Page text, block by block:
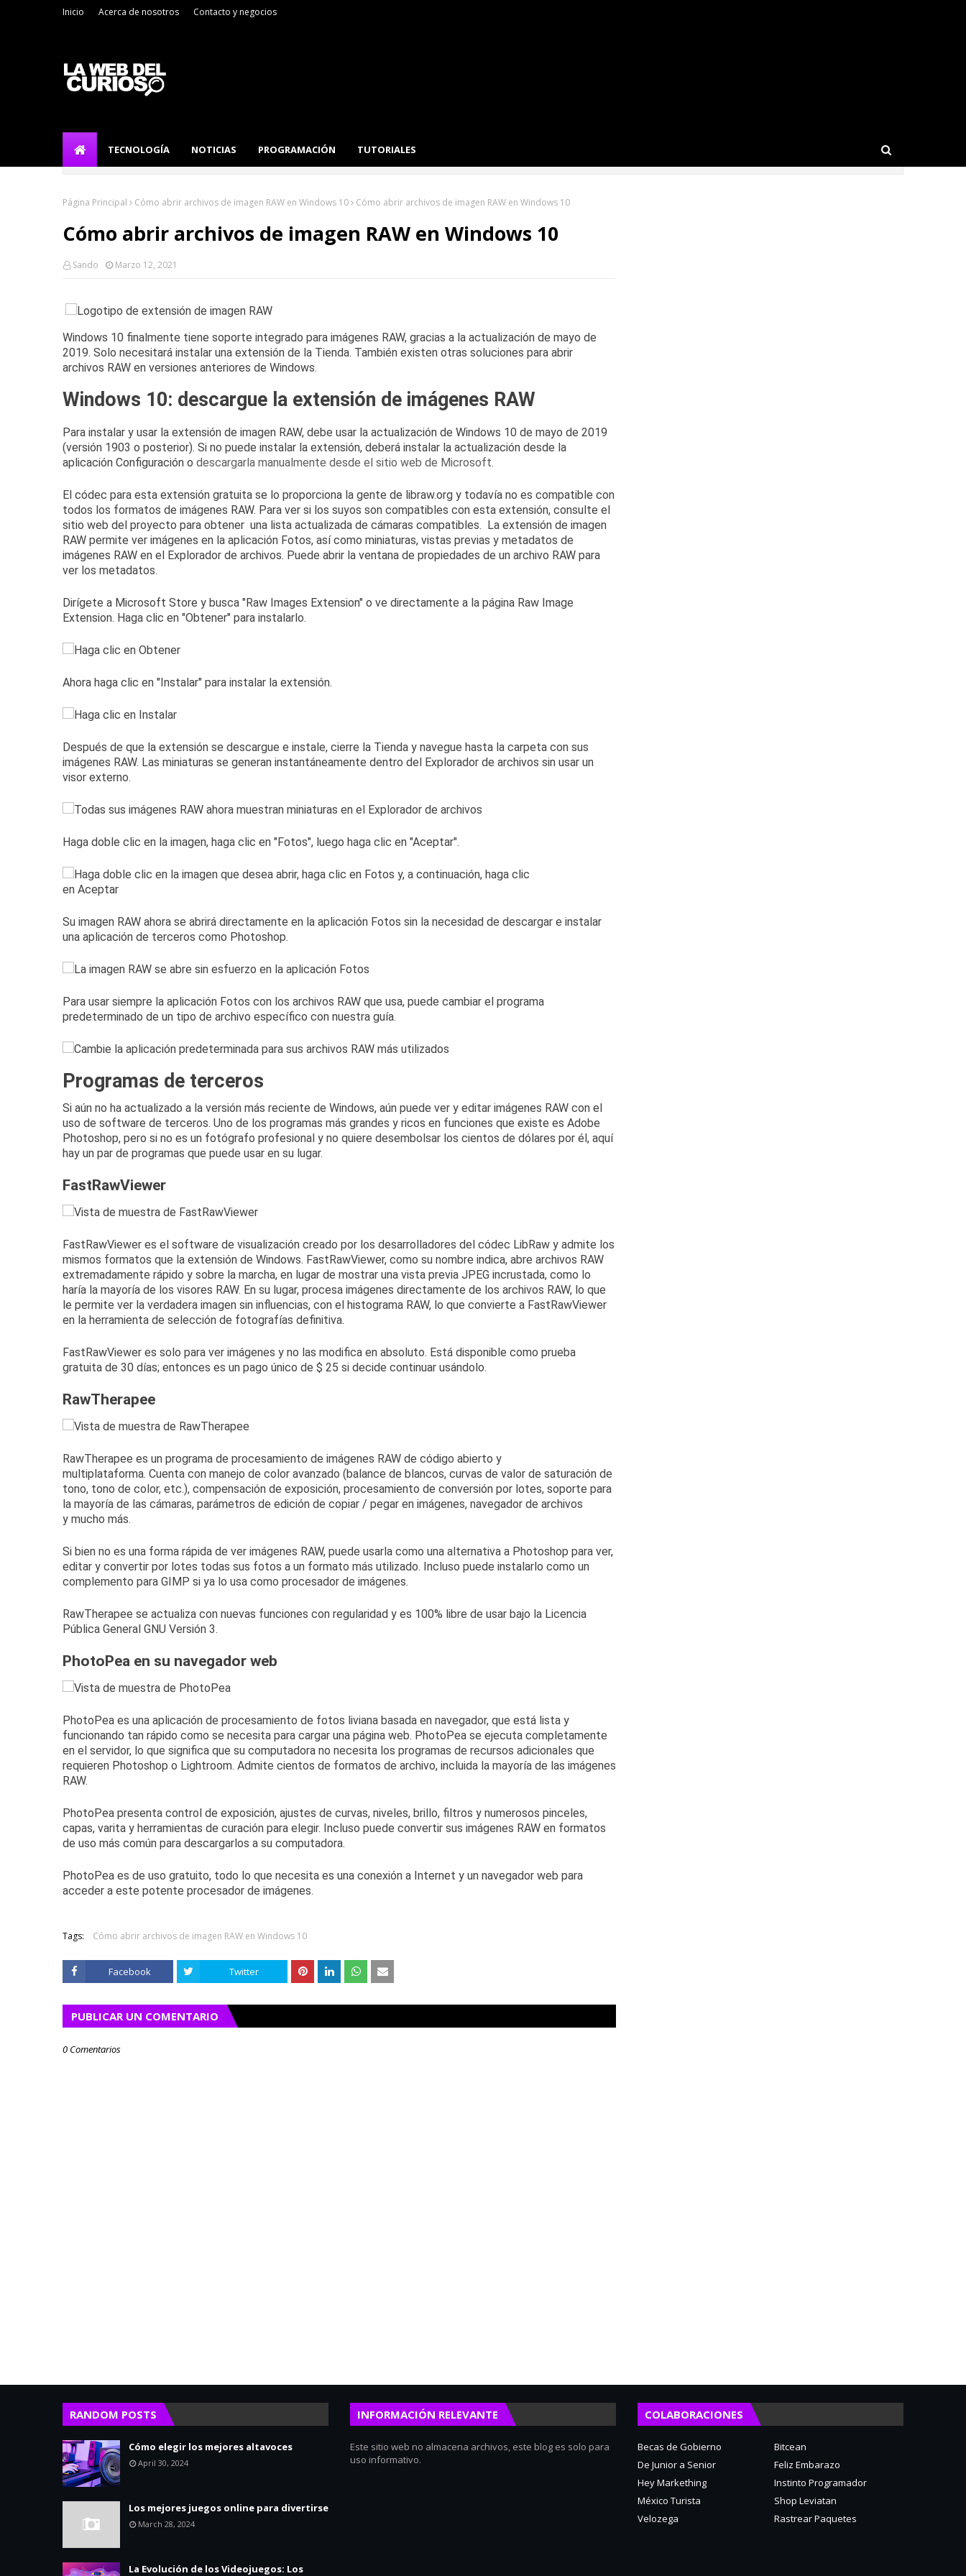
Inicio Acerca de nosotros Contacto y negocios
TECNOLOGÍA NOTICIAS PROGRAMACIÓN TUTORIALES
Página Principal Cómo abrir archivos de imagen RAW en Windows 10 Cómo abrir archivos de imagen RAW en Windows 10
Cómo abrir archivos de imagen RAW en Windows 10
Sando Marzo 12, 2021
Windows 10 finalmente tiene soporte integrado para imágenes RAW, gracias a la actualización de mayo de
2019. Solo necesitará instalar una extensión de la Tienda. También existen otras soluciones para abrir
archivos RAW en versiones anteriores de Windows.
Windows 10: descargue la extensión de imágenes RAW
Para instalar y usar la extensión de imagen RAW, debe usar la actualización de Windows 10 de mayo de 2019
(versión 1903 o posterior). Si no puede instalar la extensión, deberá instalar la actualización desde la
aplicación Configuración o descargarla manualmente desde el sitio web de Microsoft.
El códec para esta extensión gratuita se lo proporciona la gente de libraw.org y todavía no es compatible con
todos los formatos de imágenes RAW. Para ver si los suyos son compatibles con esta extensión, consulte el
sitio web del proyecto para obtener una lista actualizada de cámaras compatibles. La extensión de imagen
RAW permite ver imágenes en la aplicación Fotos, así como miniaturas, vistas previas y metadatos de
imágenes RAW en el Explorador de archivos. Puede abrir la ventana de propiedades de un archivo RAW para
ver los metadatos.
Dirígete a Microsoft Store y busca "Raw Images Extension" o ve directamente a la página Raw Image
Extension. Haga clic en "Obtener" para instalarlo.
Ahora haga clic en "Instalar" para instalar la extensión.
Después de que la extensión se descargue e instale, cierre la Tienda y navegue hasta la carpeta con sus
imágenes RAW. Las miniaturas se generan instantáneamente dentro del Explorador de archivos sin usar un
visor externo.
Haga doble clic en la imagen, haga clic en "Fotos", luego haga clic en "Aceptar".
Su imagen RAW ahora se abrirá directamente en la aplicación Fotos sin la necesidad de descargar e instalar
una aplicación de terceros como Photoshop.
Para usar siempre la aplicación Fotos con los archivos RAW que usa, puede cambiar el programa
predeterminado de un tipo de archivo específico con nuestra guía.
Programas de terceros
Si aún no ha actualizado a la versión más reciente de Windows, aún puede ver y editar imágenes RAW con el
uso de software de terceros. Uno de los programas más grandes y ricos en funciones que existe es Adobe
Photoshop, pero si no es un fotógrafo profesional y no quiere desembolsar los cientos de dólares por él, aquí
hay un par de programas que puede usar en su lugar.
FastRawViewer
FastRawViewer es el software de visualización creado por los desarrolladores del códec LibRaw y admite los
mismos formatos que la extensión de Windows. FastRawViewer, como su nombre indica, abre archivos RAW
extremadamente rápido y sobre la marcha, en lugar de mostrar una vista previa JPEG incrustada, como lo
haría la mayoría de los visores RAW. En su lugar, procesa imágenes directamente de los archivos RAW, lo que
le permite ver la verdadera imagen sin influencias, con el histograma RAW, lo que convierte a FastRawViewer
en la herramienta de selección de fotografías definitiva.
FastRawViewer es solo para ver imágenes y no las modifica en absoluto. Está disponible como prueba
gratuita de 30 días; entonces es un pago único de $ 25 si decide continuar usándolo.
RawTherapee
RawTherapee es un programa de procesamiento de imágenes RAW de código abierto y
multiplataforma. Cuenta con manejo de color avanzado (balance de blancos, curvas de valor de saturación de
tono, tono de color, etc.), compensación de exposición, procesamiento de conversión por lotes, soporte para
la mayoría de las cámaras, parámetros de edición de copiar / pegar en imágenes, navegador de archivos
y mucho más.
Si bien no es una forma rápida de ver imágenes RAW, puede usarla como una alternativa a Photoshop para ver,
editar y convertir por lotes todas sus fotos a un formato más utilizado. Incluso puede instalarlo como un
complemento para GIMP si ya lo usa como procesador de imágenes.
RawTherapee se actualiza con nuevas funciones con regularidad y es 100% libre de usar bajo la Licencia
Pública General GNU Versión 3.
PhotoPea en su navegador web
PhotoPea es una aplicación de procesamiento de fotos liviana basada en navegador, que está lista y
funcionando tan rápido como se necesita para cargar una página web. PhotoPea se ejecuta completamente
en el servidor, lo que significa que su computadora no necesita los programas de recursos adicionales que
requieren Photoshop o Lightroom. Admite cientos de formatos de archivo, incluida la mayoría de las imágenes
RAW.
PhotoPea presenta control de exposición, ajustes de curvas, niveles, brillo, filtros y numerosos pinceles,
capas, varita y herramientas de curación para elegir. Incluso puede convertir sus imágenes RAW en formatos
de uso más común para descargarlos a su computadora.
PhotoPea es de uso gratuito, todo lo que necesita es una conexión a Internet y un navegador web para
acceder a este potente procesador de imágenes.
Tags: Cómo abrir archivos de imagen RAW en Windows 10
Facebook Twitter
PUBLICAR UN COMENTARIO
0 Comentarios
RANDOM POSTS
Cómo elegir los mejores altavoces
April 30, 2024
Los mejores juegos online para divertirse
March 28, 2024
La Evolución de los Videojuegos: Los
INFORMACIÓN RELEVANTE
Este sitio web no almacena archivos, este blog es solo para
uso informativo.
COLABORACIONES
Becas de Gobierno
Bitcean
De Junior a Senior
Feliz Embarazo
Hey Markething
Instinto Programador
México Turista
Shop Leviatan
Velozega
Rastrear Paquetes